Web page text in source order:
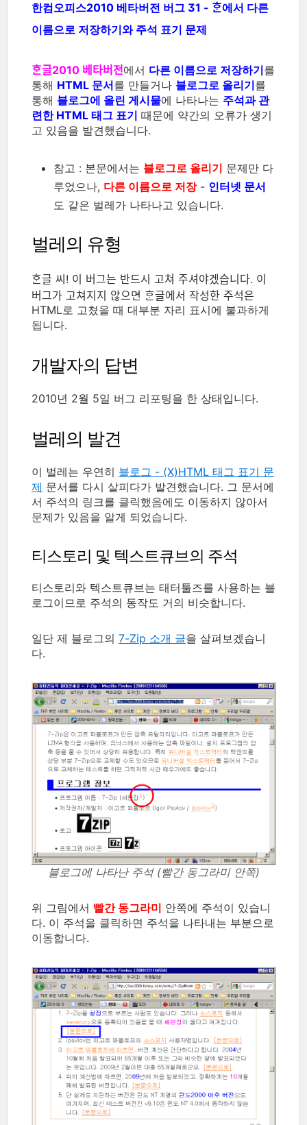
한컴오피스2010 베타버전 버그 31 - ᄒᆞᆫ에서 다른
이름으로 저장하기와 주석 표기 문제
ᄒᆞᆫ글2010 베타버전에서 다른 이름으로 저장하기를
통해 HTML 문서를 만들거나 블로그로 올리기를
통해 블로그에 올린 게시물에 나타나는 주석과 관
련한 HTML 태그 표기 때문에 약간의 오류가 생기
고 있음을 발견했습니다.
참고 : 본문에서는 블로그로 올리기 문제만 다
루었으나, 다른 이름으로 저장- 인터넷 문서
도 같은 벌레가 나타나고 있습니다.
벌레의 유형
ᄒᆞᆫ글 씨! 이 버그는 반드시 고쳐 주셔야겠습니다. 이
버그가 고쳐지지 않으면 ᄒᆞᆫ글에서 작성한 주석은
HTML로 고쳤을 때 대부분 자리 표시에 불과하게
됩니다.
개발자의 답변
2010년 2월 5일 버그 리포팅을 한 상태입니다.
벌레의 발견
이 벌레는 우연히 블로그 - (X)HTML 태그 표기 문
제 문서를 다시 살피다가 발견했습니다. 그 문서에
서 주석의 링크를 클릭했음에도 이동하지 않아서
문제가 있음을 알게 되었습니다.
티스토리 및 텍스트큐브의 주석
티스토리와 텍스트큐브는 태터툴즈를 사용하는 블
로그이므로 주석의 동작도 거의 비슷합니다.
일단 제 블로그의 7-Zip 소개 글을 살펴보겠습니
다.
블로그에 나타난 주석 (빨간 동그라미 안쪽)
위 그림에서 빨간 동그라미 안쪽에 주석이 있습니
다. 이 주석을 클릭하면 주석을 나타내는 부분으로
이동합니다.